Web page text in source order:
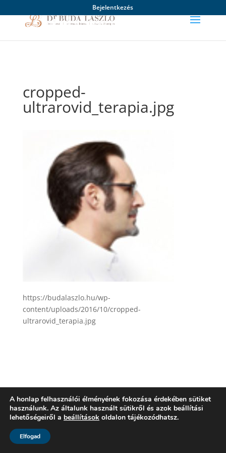
Bejelentkezés
cropped-
ultrarovid_terapia.jpg
https://budalaszlo.hu/wp-
content/uploads/2016/10/cropped-
ultrarovid_terapia.jpg
A honlap felhasználói élményének fokozása érdekében sütiket
használunk. Az általunk használt sütikről és azok beállítási
lehetőségeiről a beállítások oldalon tájékozódhatsz.
Elfogad